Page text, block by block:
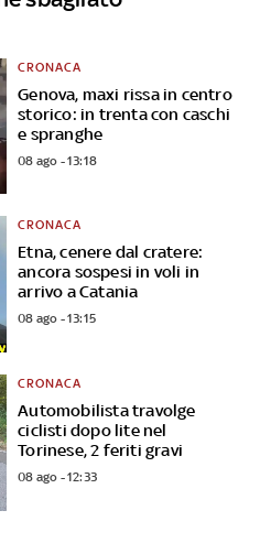
Genova, maxi rissa in centro
storico: in trenta con caschi
e spranghe
CRONACA
08 ago - 13:18
Etna, cenere dal cratere:
ancora sospesi in voli in
arrivo a Catania
CRONACA
08 ago - 13:15
Automobilista travolge
ciclisti dopo lite nel
Torinese, 2 feriti gravi
CRONACA
08 ago - 12:33